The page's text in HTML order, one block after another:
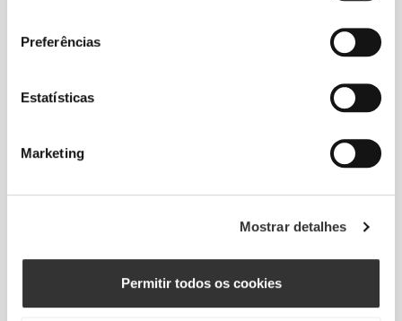
Preferências
Estatísticas
Marketing
Mostrar detalhes
Permitir todos os cookies
Da nossa comunidade Ver Todos
1